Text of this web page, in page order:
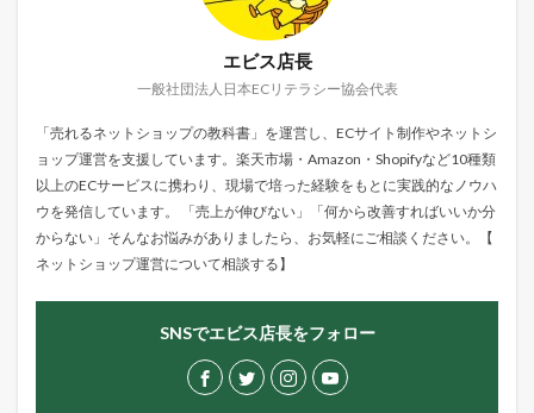
エビス店長
一般社団法人日本ECリテラシー協会代表
「売れるネットショップの教科書」を運営し、ECサイト制作やネットシ
ョップ運営を支援しています。楽天市場・Amazon・Shopifyなど10種類
以上のECサービスに携わり、現場で培った経験をもとに実践的なノウハ
ウを発信しています。 「売上が伸びない」「何から改善すればいいか分
からない」そんなお悩みがありましたら、お気軽にご相談ください。【
ネットショップ運営について相談する】
SNSでエビス店長をフォロー